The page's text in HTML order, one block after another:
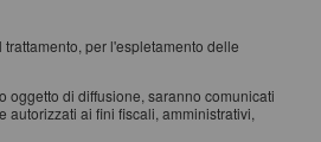
per l'espletamento delle
oggetto di diffusione, saranno comunicati
autorizzati ai fini fiscali, amministrativi,